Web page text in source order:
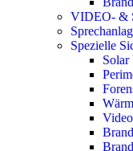
VIDEO- &
Spezielle
Solar